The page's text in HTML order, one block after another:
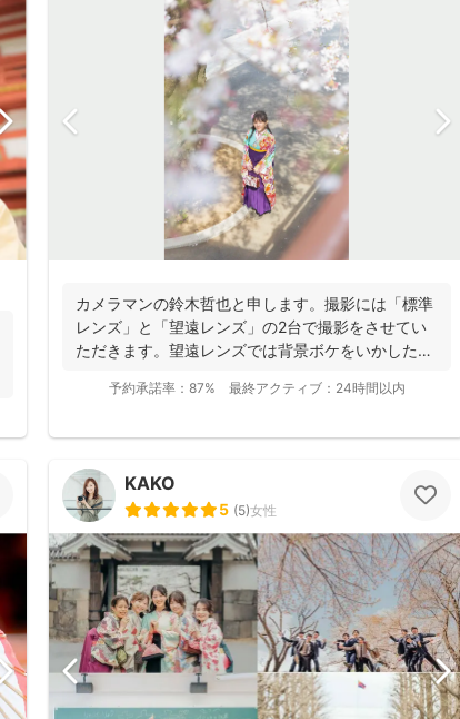
カメラマンの鈴木哲也と申します。撮影には「標準
レンズ」と「望遠レンズ」の2台で撮影をさせてい
ただきます。望遠レンズでは背景ボケをいかしたお
予約承諾率： 87% 最終アクティブ： 24時間以内
KAKO
5 (5)女性